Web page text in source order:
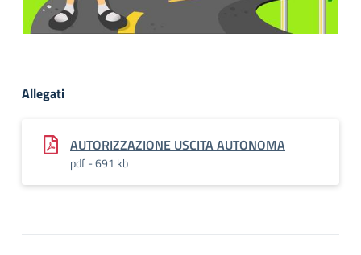
Allegati
AUTORIZZAZIONE USCITA AUTONOMA
pdf - 691 kb